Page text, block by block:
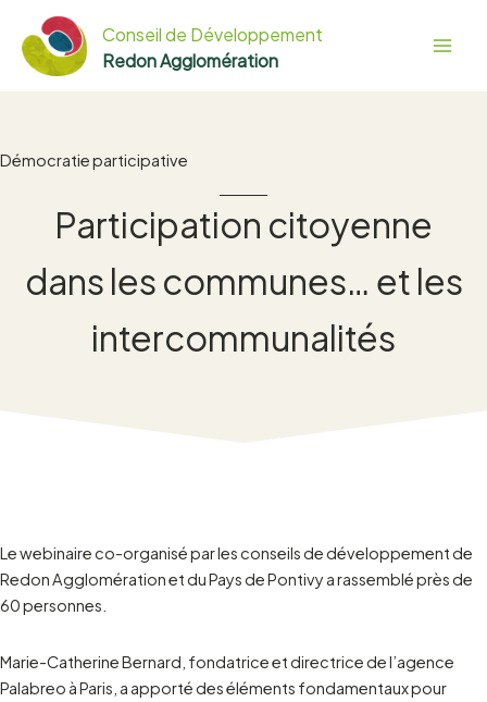
contenu
Conseil de Développement
Redon Agglomération
Démocratie participative
Participation citoyenne
dans les communes… et les
intercommunalités
Le webinaire co-organisé par les conseils de développement de
Redon Agglomération et du Pays de Pontivy a rassemblé près de
60 personnes.
Marie-Catherine Bernard, fondatrice et directrice de l’agence
Palabreo à Paris, a apporté des éléments fondamentaux pour